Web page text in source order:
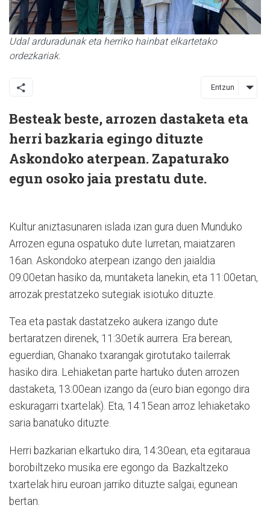
Udal arduradunak eta herriko hainbat elkartetako
ordezkariak.
Entzun
Besteak beste, arrozen dastaketa eta
herri bazkaria egingo dituzte
Askondoko aterpean. Zapaturako
egun osoko jaia prestatu dute.
Kultur aniztasunaren islada izan gura duen Munduko
Arrozen eguna ospatuko dute Iurretan, maiatzaren
16an. Askondoko aterpean izango den jaialdia
09:00etan hasiko da, muntaketa lanekin, eta 11:00etan,
arrozak prestatzeko sutegiak isiotuko dituzte.
Tea eta pastak dastatzeko aukera izango dute
bertaratzen direnek, 11:30etik aurrera. Era berean,
eguerdian, Ghanako txarangak girotutako tailerrak
hasiko dira. Lehiaketan parte hartuko duten arrozen
dastaketa, 13:00ean izango da (euro bian egongo dira
eskuragarri txartelak). Eta, 14:15ean arroz lehiaketako
saria banatuko dituzte.
Herri bazkarian elkartuko dira, 14:30ean, eta egitaraua
borobiltzeko musika ere egongo da. Bazkaltzeko
txartelak hiru euroan jarriko dituzte salgai, egunean
bertan.